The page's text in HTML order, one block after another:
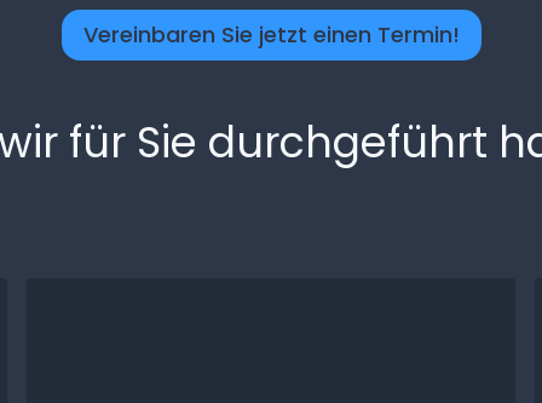
Vereinbaren Sie jetzt einen Termin!
für Sie durchgeführt